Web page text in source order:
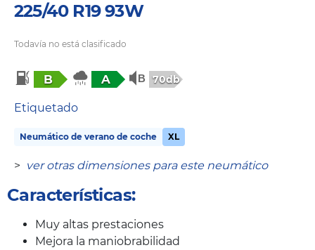
225/40 R19 93W
Todavía no está clasificado
B A 70db
Etiquetado
Neumático de verano de coche XL
> ver otras dimensiones para este neumático
Características:
Muy altas prestaciones
Mejora la maniobrabilidad